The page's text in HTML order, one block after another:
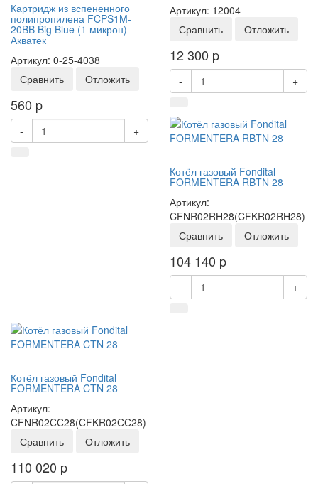
Картридж из вспененного
полипропилена FCPS1M-
20BB Big Blue (1 микрон)
Акватек
Артикул: 0-25-4038
Сравнить
Отложить
560 p
- +
Артикул: 12004
Сравнить
Отложить
12 300 p
- +
Котёл газовый Fondital
FORMENTERA RBTN 28
Артикул:
CFNR02RH28(CFKR02RH28)
Сравнить
Отложить
104 140 p
- +
Котёл газовый Fondital
FORMENTERA CTN 28
Артикул:
CFNR02CC28(CFKR02CC28)
Сравнить
Отложить
110 020 p